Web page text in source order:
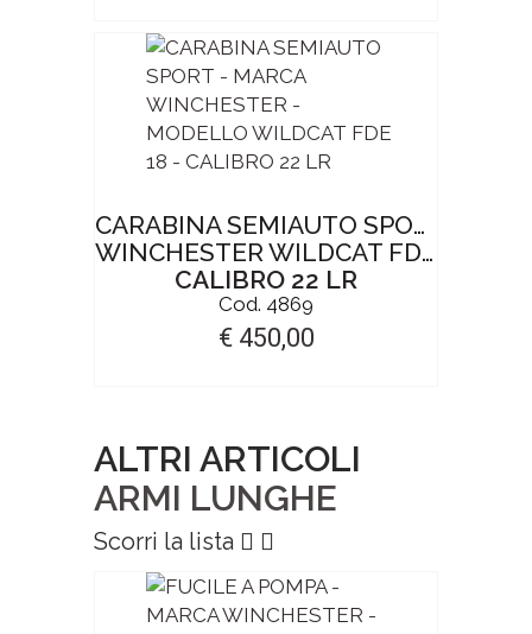
CARABINA SEMIAUTO SPORT
WINCHESTER WILDCAT FDE 18"
CALIBRO 22 LR
Cod. 4869
€ 450,00
ALTRI ARTICOLI
ARMI LUNGHE
Scorri la lista